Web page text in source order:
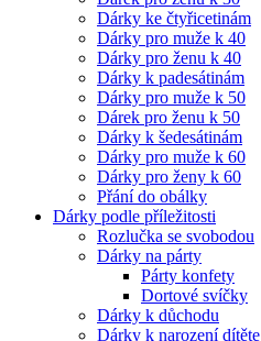
Dárky ke čtyřicetinám
Dárky pro muže k 40
Dárky pro ženu k 40
Dárky k padesátinám
Dárky pro muže k 50
Dárek pro ženu k 50
Dárky k šedesátinám
Dárky pro muže k 60
Dárky pro ženy k 60
Přání do obálky
Dárky podle příležitosti
Rozlučka se svobodou
Dárky na párty
Párty konfety
Dortové svíčky
Dárky k důchodu
Dárky k narození dítěte